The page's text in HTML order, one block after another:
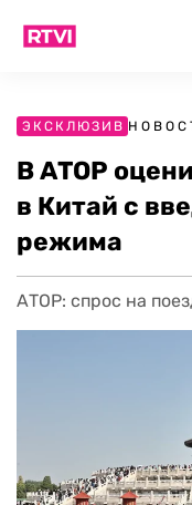
ЭКСКЛЮЗИВ
В АТОР
в Китай с
режима
АТОР: спрос на